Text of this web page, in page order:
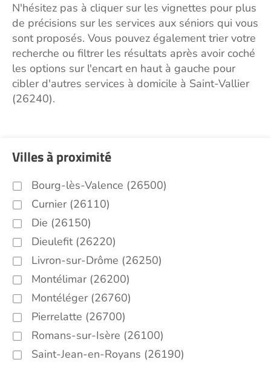
N'hésitez pas à cliquer sur les vignettes pour plus
de précisions sur les services aux séniors qui vous
sont proposés. Vous pouvez également trier votre
recherche ou filtrer les résultats après avoir coché
les options sur l'encart en haut à gauche pour
cibler d'autres services à domicile à Saint-Vallier
(26240).
Villes à proximité
Bourg-lès-Valence (26500)
Curnier (26110)
Die (26150)
Dieulefit (26220)
Livron-sur-Drôme (26250)
Montélimar (26200)
Montéléger (26760)
Pierrelatte (26700)
Romans-sur-Isère (26100)
Saint-Jean-en-Royans (26190)